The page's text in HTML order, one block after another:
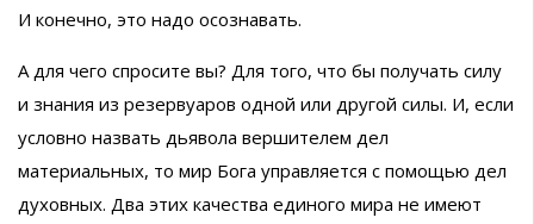
И конечно, это надо осознавать.
А для чего спросите вы? Для того, что бы получать силу
и знания из резервуаров одной или другой силы. И, если
условно назвать дьявола вершителем дел
материальных, то мир Бога управляется с помощью дел
духовных. Два этих качества единого мира не имеют